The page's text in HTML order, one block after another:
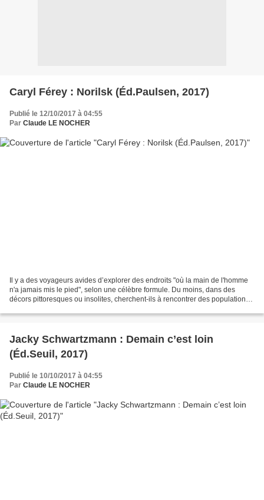
Caryl Férey : Norilsk (Éd.Paulsen, 2017)
Publié le 12/10/2017 à 04:55
Par Claude LE NOCHER
Il y a des voyageurs avides d’explorer des endroits "où la main de l'homme
n'a jamais mis le pied", selon une célèbre formule. Du moins, dans des
décors pittoresques ou insolites, cherchent-ils à rencontrer des populations
Jacky Schwartzmann : Demain c’est loin
(Éd.Seuil, 2017)
Publié le 10/10/2017 à 04:55
Par Claude LE NOCHER